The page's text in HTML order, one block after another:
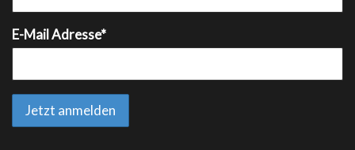
E-Mail Adresse*